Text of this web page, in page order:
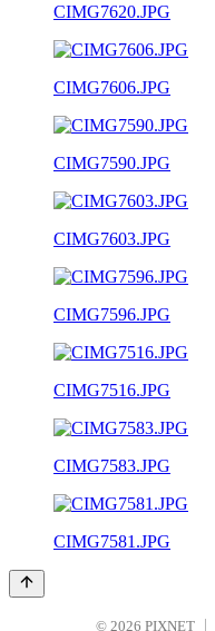
CIMG7620.JPG
CIMG7606.JPG
CIMG7590.JPG
CIMG7603.JPG
CIMG7596.JPG
CIMG7516.JPG
CIMG7583.JPG
CIMG7581.JPG
© 2026 PIXNET